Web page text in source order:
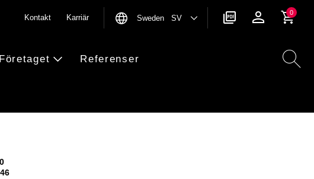
Företaget Referenser
Kontakt Karriär Sweden SV
0